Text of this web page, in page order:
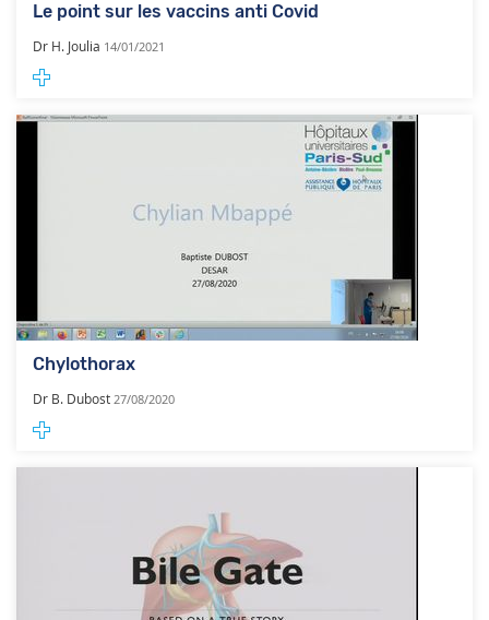
Le point sur les vaccins anti Covid
Dr H. Joulia 14/01/2021
Chylothorax
Dr B. Dubost 27/08/2020